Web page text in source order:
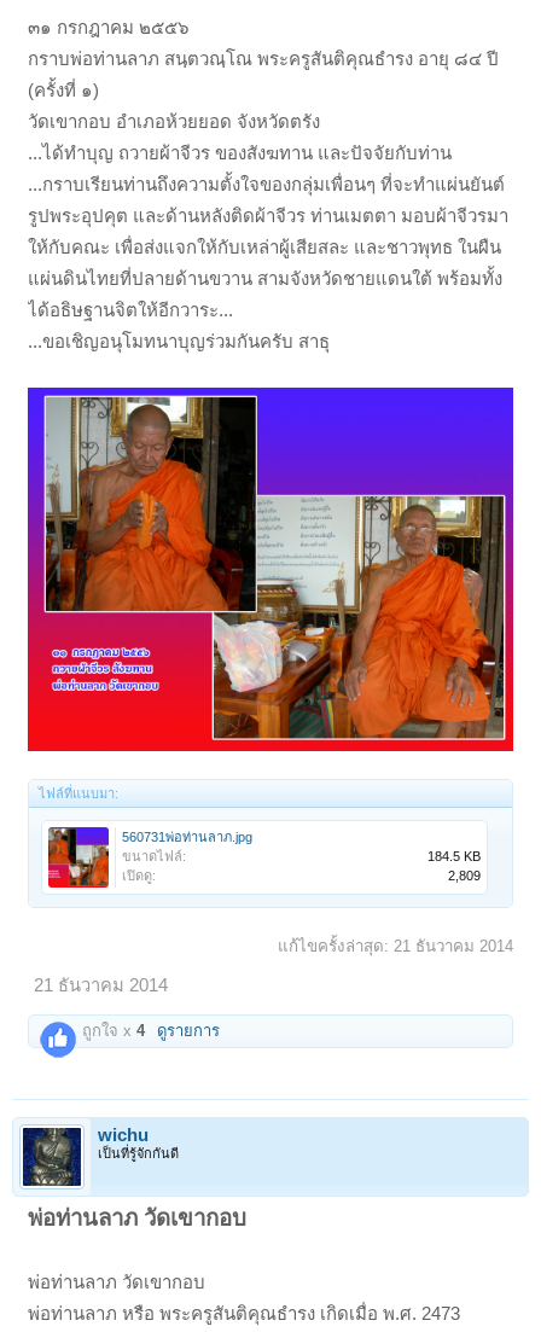
๓๑ กรกฎาคม ๒๕๕๖
กราบพ่อท่านลาภ สนฺตวณฺโณ พระครูสันติคุณธำรง อายุ ๘๔ ปี
(ครั้งที่ ๑)
วัดเขากอบ อำเภอห้วยยอด จังหวัดตรัง
...ได้ทำบุญ ถวายผ้าจีวร ของสังฆทาน และปัจจัยกับท่าน
...กราบเรียนท่านถึงความตั้งใจของกลุ่มเพื่อนๆ ที่จะทำแผ่นยันต์
รูปพระอุปคุต และด้านหลังติดผ้าจีวร ท่านเมตตา มอบผ้าจีวรมา
ให้กับคณะ เพื่อส่งแจกให้กับเหล่าผู้เสียสละ และชาวพุทธ ในผืน
แผ่นดินไทยที่ปลายด้านขวาน สามจังหวัดชายแดนใต้ พร้อมทั้ง
ได้อธิษฐานจิตให้อีกวาระ...
...ขอเชิญอนุโมทนาบุญร่วมกันครับ สาธุ
ไฟล์ที่แนบมา:
560731พ่อท่านลาภ.jpg
ขนาดไฟล์:
184.5 KB
เปิดดู:
2,809
แก้ไขครั้งล่าสุด: 21 ธันวาคม 2014
21 ธันวาคม 2014
ถูกใจ x4 ดูรายการ
wichu
เป็นที่รู้จักกันดี
พ่อท่านลาภ วัดเขากอบ
พ่อท่านลาภ วัดเขากอบ
พ่อท่านลาภ หรือ พระครูสันติคุณธำรง เกิดเมื่อ พ.ศ. 2473